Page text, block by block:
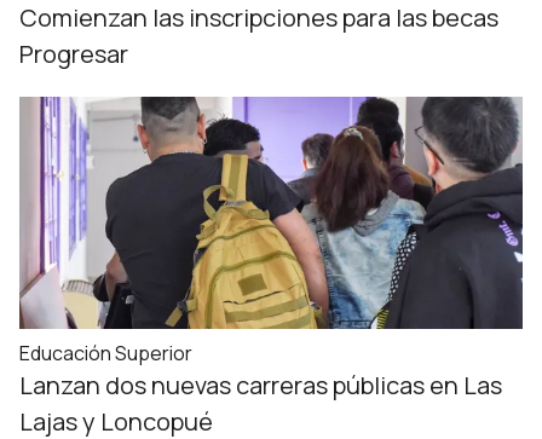
Comienzan las inscripciones para las becas
Progresar
Educación Superior
Lanzan dos nuevas carreras públicas en Las
Lajas y Loncopué